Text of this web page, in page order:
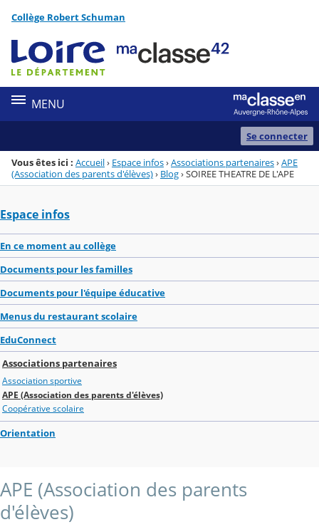
Menu de la rubrique
Contenu
Collège Robert Schuman
MENU
Se connecter
Vous êtes ici : Accueil› Espace infos›Associations partenaires›APE
(Association des parents d'élèves)› Blog›SOIREE THEATRE DE L'APE
Espace infos
En ce moment au collège
Documents pour les familles
Documents pour l'équipe éducative
Menus du restaurant scolaire
EduConnect
Associations partenaires
Association sportive
APE (Association des parents d'élèves)
Coopérative scolaire
Orientation
APE (Association des parents
d'élèves)